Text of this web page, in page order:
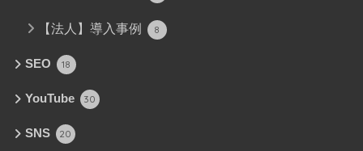
【法人】導入事例 8
SEO 18
YouTube 30
SNS 20